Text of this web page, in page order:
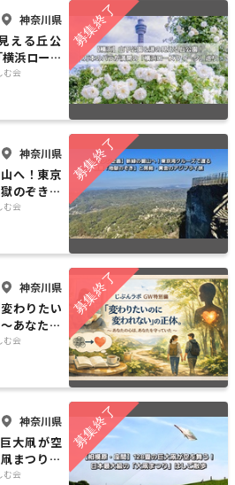
神奈川県
える丘公
浜ローズ
む会
神奈川県
へ！東京
のぞき」
む会
神奈川県
わりたい
あなたの
む会
神奈川県
大凧が空
まつり」
む会